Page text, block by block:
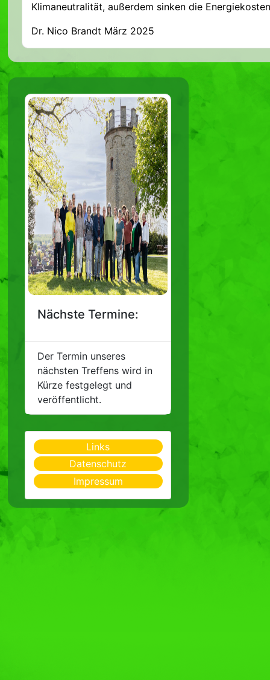
Klimaneutralität, außerdem sinken die
Dr. Nico Brandt März 2025
Nächste Termine:
Der Termin unseres
nächsten Treffens wird in
Kürze festgelegt und
veröffentlicht.
Links
Datenschutz
Impressum